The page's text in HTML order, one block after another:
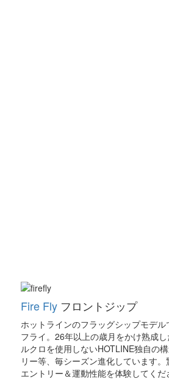
Fire Fly フロントジップ
ホットラインのフラッグシップモデ
フライ。26年以上の歳月をかけ熟成
ルクロを使用しないHOTLINE独自の
リー等、毎シーズン進化しています
エントリー＆運動性能を体験してくだ